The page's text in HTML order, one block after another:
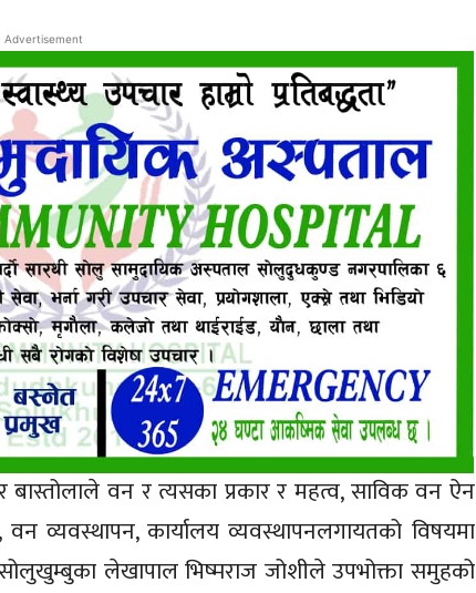
Advertisement
वन र त्यसका प्रकार र महत्व, साविक वन ऐन
व्यवस्थापन, कार्यालय व्यवस्थापनलगायतको विषयमा
लेखापाल भिष्मराज जोशीले उपभोक्ता समुहको